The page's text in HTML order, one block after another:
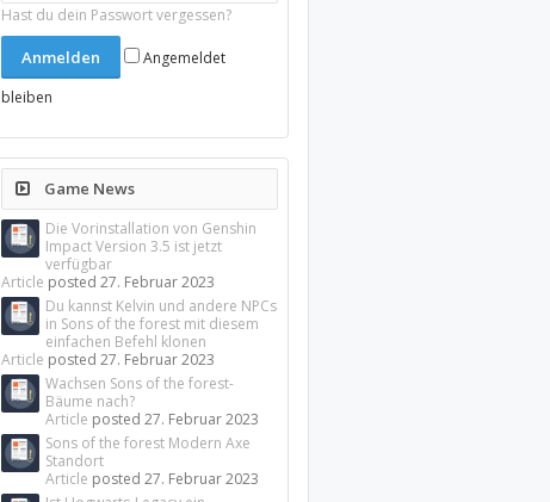
Hast du dein Passwort vergessen?
Angemeldet
bleiben
Game News
Die Vorinstallation von Genshin
Impact Version 3.5 ist jetzt
verfügbar
Article posted27. Februar 2023
Du kannst Kelvin und andere NPCs
in Sons of the forest mit diesem
einfachen Befehl klonen
Article posted27. Februar 2023
Wachsen Sons of the forest-
Bäume nach?
Article posted27. Februar 2023
Sons of the forest Modern Axe
Standort
Article posted27. Februar 2023